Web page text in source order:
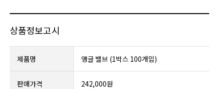
상품정보고시
제품명 앵글 밸브 (1박스 100개입)
판매가격 242,000원